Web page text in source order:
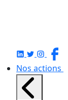
Nos actions